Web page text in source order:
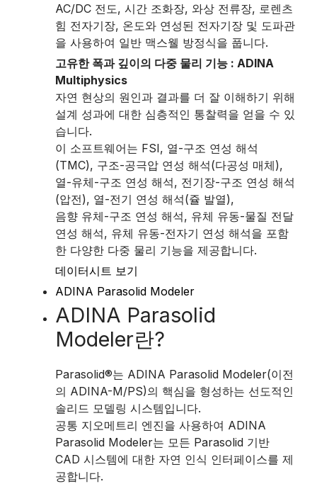
AC/DC 전도, 시간 조화장, 와상 전류장, 로렌츠
힘 전자기장, 온도와 연성된 전자기장 및 도파관
을 사용하여 일반 맥스웰 방정식을 풉니다.
고유한 폭과 깊이의 다중 물리 기능 : ADINA
Multiphysics
자연 현상의 원인과 결과를 더 잘 이해하기 위해
설계 성과에 대한 심층적인 통찰력을 얻을 수 있
습니다.
이 소프트웨어는 FSI, 열-구조 연성 해석
(TMC), 구조-공극압 연성 해석(다공성 매체),
열-유체-구조 연성 해석, 전기장-구조 연성 해석
(압전), 열-전기 연성 해석(쥴 발열),
음향 유체-구조 연성 해석, 유체 유동-물질 전달
연성 해석, 유체 유동-전자기 연성 해석을 포함
한 다양한 다중 물리 기능을 제공합니다.
데이터시트 보기
ADINA Parasolid Modeler
ADINA Parasolid
Modeler란?
Parasolid®는 ADINA Parasolid Modeler(이전
의 ADINA-M/PS)의 핵심을 형성하는 선도적인
솔리드 모델링 시스템입니다.
공통 지오메트리 엔진을 사용하여 ADINA
Parasolid Modeler는 모든 Parasolid 기반
CAD 시스템에 대한 자연 인식 인터페이스를 제
공합니다.